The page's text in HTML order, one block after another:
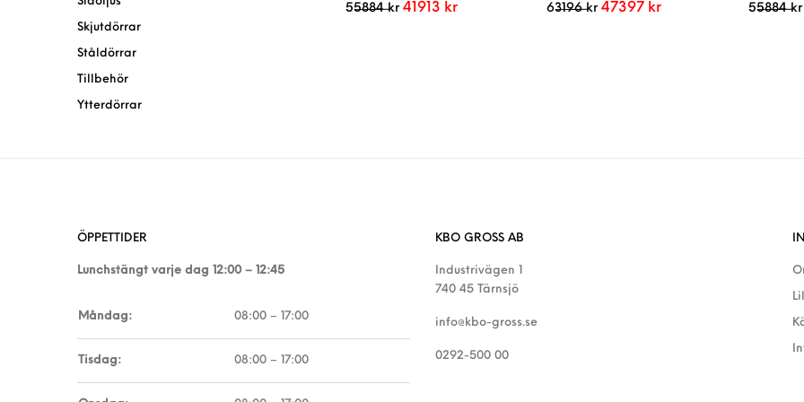
Skjutdörrar
Ståldörrar
Tillbehör
Ytterdörrar
55884kr Det ursprungliga priset var: 55884 kr.
41913 krDet nuvarande priset är: 41913 kr.
63196kr Det ursprungliga priset var: 63196
47397 krDet nuvarande priset är:
55884kr
ÖPPETTIDER
Lunchstängt varje dag 12:00 – 12:45
Måndag: 08:00 – 17:00
Tisdag: 08:00 – 17:00
KBO GROSS AB
Industrivägen 1
740 45 Tärnsjö
info@kbo-gross.se
0292-500 00